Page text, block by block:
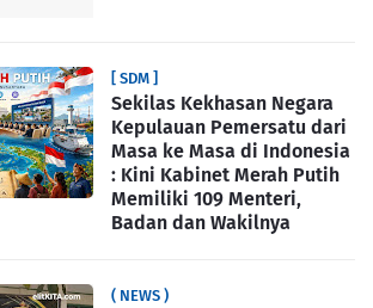
[ SDM ]
Sekilas Kekhasan Negara
Kepulauan Pemersatu dari
Masa ke Masa di Indonesia
: Kini Kabinet Merah Putih
Memiliki 109 Menteri,
Badan dan Wakilnya
( NEWS )